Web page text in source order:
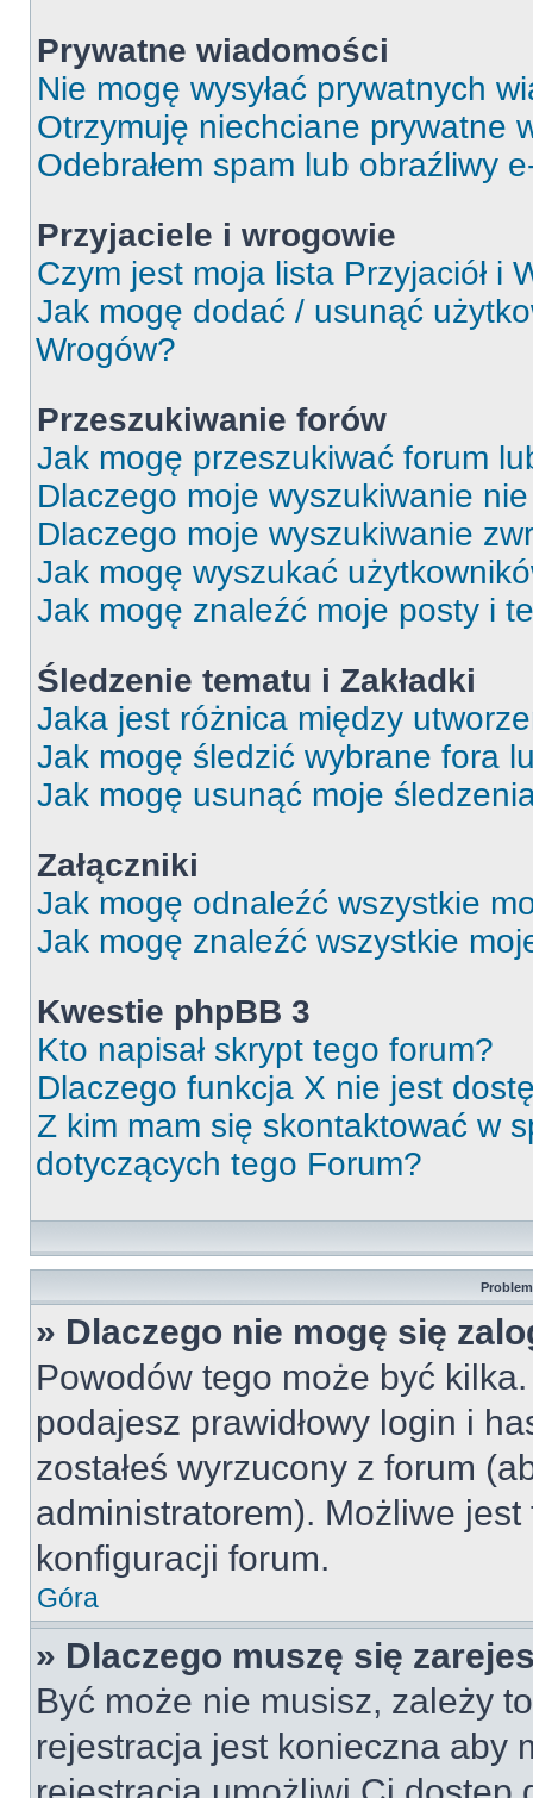
Prywatne wiadomości
Nie mogę wysyłać prywatnych
Otrzymuję niechciane prywatne
Odebrałem spam lub obraźliwy
Przyjaciele i wrogowie
Czym jest moja lista Przyjaciół i
Jak mogę dodać / usunąć
Wrogów?
Przeszukiwanie forów
Jak mogę przeszukiwać forum
Dlaczego moje wyszukiwanie
Dlaczego moje wyszukiwanie
Jak mogę wyszukać
Jak mogę znaleźć moje posty i
Śledzenie tematu i Zakładki
Jaka jest różnica między
Jak mogę śledzić wybrane fora
Jak mogę usunąć moje
Załączniki
Jak mogę odnaleźć wszystkie
Jak mogę znaleźć wszystkie
Kwestie phpBB 3
Kto napisał skrypt tego forum?
Dlaczego funkcja X nie jest
Z kim mam się skontaktować w
dotyczących tego Forum?
» Dlaczego nie mogę się
Powodów tego może być
podajesz prawidłowy login i
zostałeś wyrzucony z forum
administratorem). Możliwe
konfiguracji forum.
Góra
» Dlaczego muszę się
Być może nie musisz, zależy
rejestracja jest konieczna aby